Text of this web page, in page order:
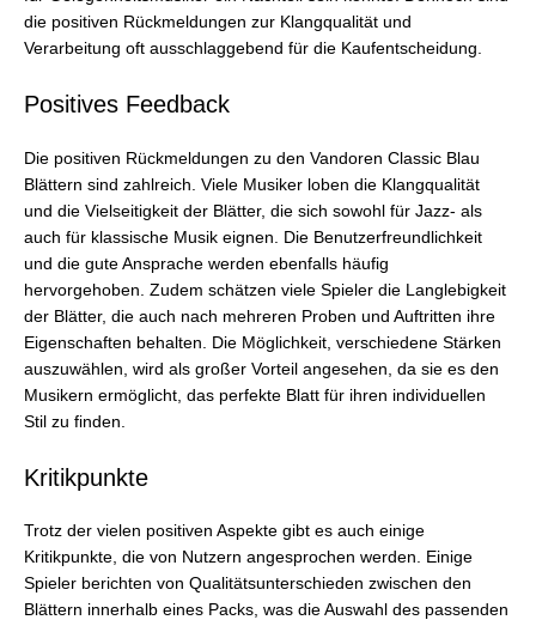
die positiven Rückmeldungen zur Klangqualität und
Verarbeitung oft ausschlaggebend für die Kaufentscheidung.
Positives Feedback
Die positiven Rückmeldungen zu den Vandoren Classic Blau
Blättern sind zahlreich. Viele Musiker loben die Klangqualität
und die Vielseitigkeit der Blätter, die sich sowohl für Jazz- als
auch für klassische Musik eignen. Die Benutzerfreundlichkeit
und die gute Ansprache werden ebenfalls häufig
hervorgehoben. Zudem schätzen viele Spieler die Langlebigkeit
der Blätter, die auch nach mehreren Proben und Auftritten ihre
Eigenschaften behalten. Die Möglichkeit, verschiedene Stärken
auszuwählen, wird als großer Vorteil angesehen, da sie es den
Musikern ermöglicht, das perfekte Blatt für ihren individuellen
Stil zu finden.
Kritikpunkte
Trotz der vielen positiven Aspekte gibt es auch einige
Kritikpunkte, die von Nutzern angesprochen werden. Einige
Spieler berichten von Qualitätsunterschieden zwischen den
Blättern innerhalb eines Packs, was die Auswahl des passenden